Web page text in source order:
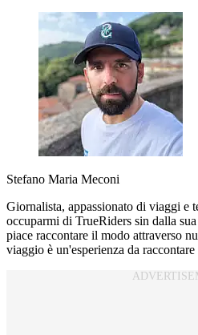
Stefano Maria Meconi
Giornalista, appassionato di viaggi e
occuparmi di TrueRiders sin dalla
piace raccontare il modo attraverso
viaggio è un'esperienza da